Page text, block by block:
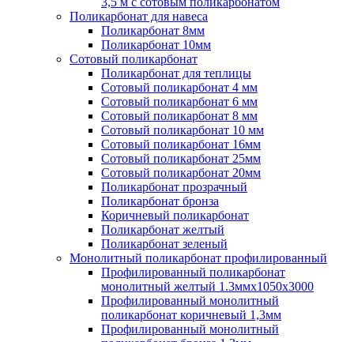
Поликарбонат для навеса
Поликарбонат 8мм
Поликарбонат 10мм
Сотовый поликарбонат
Поликарбонат для теплицы
Сотовый поликарбонат 4 мм
Сотовый поликарбонат 6 мм
Сотовый поликарбонат 8 мм
Сотовый поликарбонат 10 мм
Сотовый поликарбонат 16мм
Сотовый поликарбонат 25мм
Сотовый поликарбонат 20мм
Поликарбонат прозрачный
Поликарбонат бронза
Коричневый поликарбонат
Поликарбонат желтый
Поликарбонат зеленый
Монолитный поликарбонат профилированный
Профилированный поликарбонат
монолитный желтый 1.3ммх1050х3000
Профилированный монолитный
поликарбонат коричневый 1,3мм
Профилированный монолитный